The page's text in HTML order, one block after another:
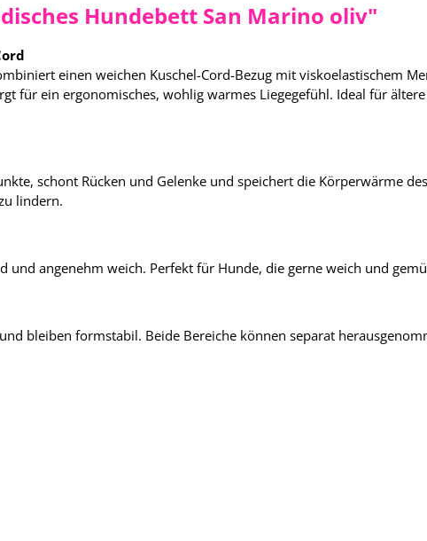
Hundebett San Marino oliv"
einen weichen Kuschel-Cord-Bezug mit viskoelastischem
für ein ergonomisches, wohlig warmes Liegegefühl. Ideal für
schont Rücken und Gelenke und speichert die Körperwärme
lindern.
und angenehm weich. Perfekt für Hunde, die gerne weich und
bleiben formstabil. Beide Bereiche können separat